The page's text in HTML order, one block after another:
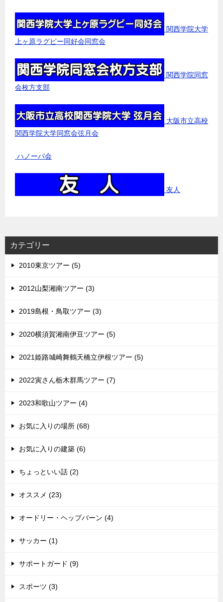
関西学院大学
上ヶ原ラグビー同好会同窓会
関西学院同窓
会枚方支部
大阪市立高校
関西学院大学同窓会弦月会
ハノーバ会
友人
カテゴリー
2010東京ツアー (5)
2012山梨湘南ツアー (3)
2019島根・鳥取ツアー (3)
2020横須賀湘南伊豆ツアー (5)
2021姫路城崎舞鶴天橋立伊根ツアー (5)
2022寅さん栃木群馬ツアー (7)
2023和歌山ツアー (4)
お気に入りの場所 (68)
お気に入りの建築 (6)
ちょっといい話 (2)
オススメ (23)
オードリー・ヘップバーン (4)
サッカー (1)
サポートガード (9)
スポーツ (3)